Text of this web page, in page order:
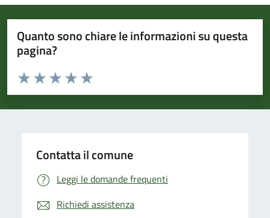
Quanto sono chiare le informazioni su questa
pagina?
Valuta da 1 a 5 stelle la pagina
Valuta 5 stelle su 5
Valuta 4 stelle su 5
Valuta 3 stelle su 5
Valuta 2 stelle su 5
Valuta 1 stelle su 5
Contatta il comune
Leggi le domande frequenti
Richiedi assistenza